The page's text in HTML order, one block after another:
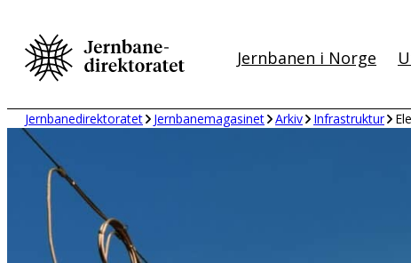
innhold
Jernbanen i Norge
Jernbanedirektoratet Jernbanemagasinet Arkiv Infrastruktur